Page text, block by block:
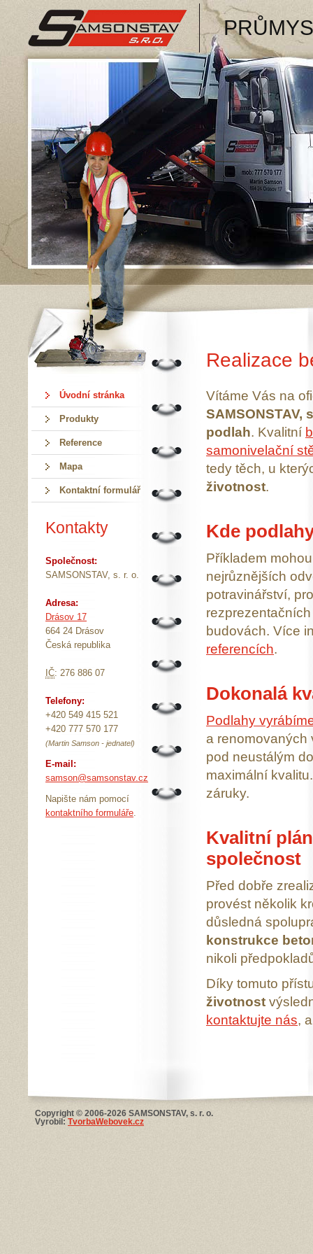
SAMSONSTAV, s.r.o.
Úvodní stránka
Produkty
Reference
Mapa
Kontaktní formulář
Kontakty
Společnost:
SAMSONSTAV, s. r. o.
Adresa:
Drásov 17
664 24 Drásov
Česká republika
IČ: 276 886 07
Telefony:
+420 549 415 521
+420 777 570 177
(Martin Samson - jednatel)
E-mail:
samson@samsonstav.cz
Napište nám pomocí
kontaktního formuláře.
Realizace
Vítáme Vás na
SAMSONSTAV,
podlah. Kvalitní
samonivelační
tedy těch, u
životnost.
Kde
Příkladem
nejrůznějších
potravinářství,
budovách. Více
referencích.
Dokonalá
Podlahy
a renomovaných
pod neustálým
maximální
záruky.
Kvalitní
společnost
Před dobře
provést několik
důsledná
konstrukce
nikoli
Díky tomuto
životnost
kontaktujte nás,
Copyright © 2006-2026 SAMSONSTAV, s. r. o.
Vyrobil: TvorbaWebovek.cz